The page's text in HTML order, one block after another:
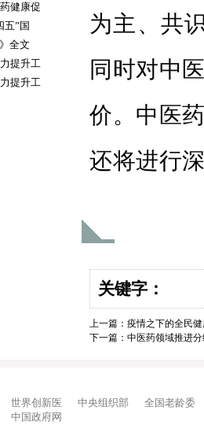
健康促
五”国
全文
提升工
提升工
为主、共
同时对中
价。中医
还将进行
关键字：
上一篇： 疫情之下的全民
下一篇： 中医药领域推进
世界创新医 中央组织部
全国老龄委
中国政府网